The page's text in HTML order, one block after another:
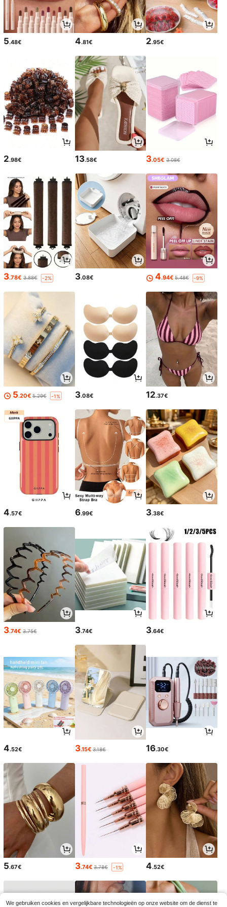
5.48€ 4.81€ 2.95€
2.98€ 13.58€ 3.05€ 3.08€
3.78€ 3.88€ -2% 3.08€ 4.94€ 5.48€ -9%
5.20€ 5.29€ -1% 3.08€ 12.37€
4.57€ 6.99€ 3.38€
3.74€ 3.75€ 3.74€ 3.64€
4.52€ 3.15€ 3.18€ 16.30€
5.67€ 3.74€ 3.78€ -1% 4.52€
We gebruiken cookies en vergelijkbare technologieën op onze website om de dienst te